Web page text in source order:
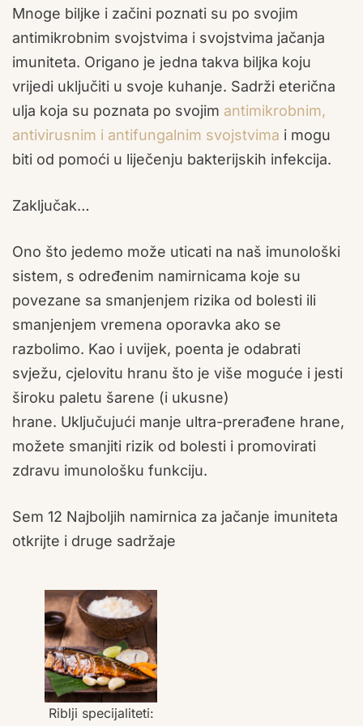
Mnoge biljke i začini poznati su po svojim
antimikrobnim svojstvima i svojstvima jačanja
imuniteta. Origano je jedna takva biljka koju
vrijedi uključiti u svoje kuhanje. Sadrži eterična
ulja koja su poznata po svojim antimikrobnim,
antivirusnim i antifungalnim svojstvima i mogu
biti od pomoći u liječenju bakterijskih infekcija.
Zaključak…
Ono što jedemo može uticati na naš imunološki
sistem, s određenim namirnicama koje su
povezane sa smanjenjem rizika od bolesti ili
smanjenjem vremena oporavka ako se
razbolimo. Kao i uvijek, poenta je odabrati
svježu, cjelovitu hranu što je više moguće i jesti
široku paletu šarene (i ukusne)
hrane. Uključujući manje ultra-prerađene hrane,
možete smanjiti rizik od bolesti i promovirati
zdravu imunološku funkciju.
Sem 12 Najboljih namirnica za jačanje imuniteta
otkrijte i druge sadržaje
Riblji specijaliteti: